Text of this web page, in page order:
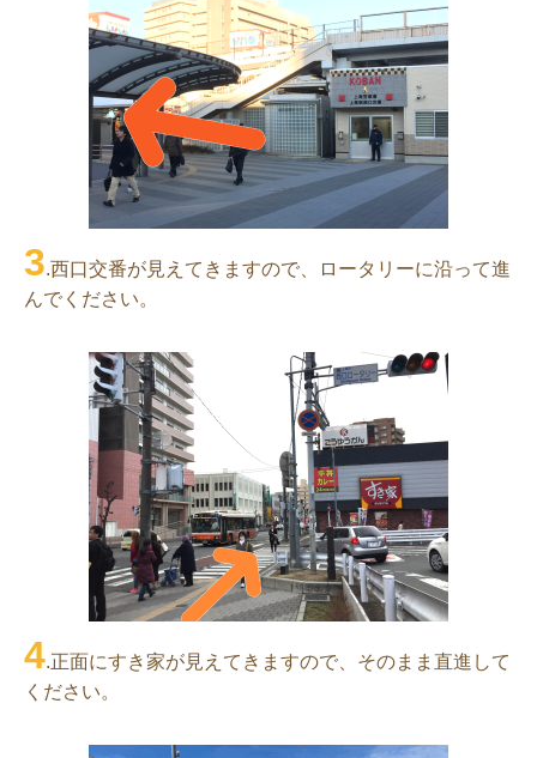
3.西口交番が見えてきますので、ロータリーに沿って進
んでください。
4.正面にすき家が見えてきますので、そのまま直進して
ください。